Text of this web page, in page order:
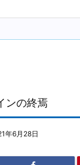
ンの終焉
年6月28日